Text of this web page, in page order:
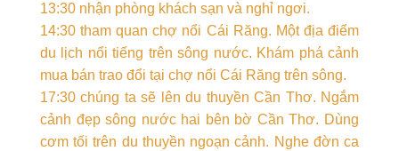
13:30 nhận phòng khách sạn và nghỉ ngơi.
14:30 tham quan chợ nổi Cái Răng. Một địa điểm
du lịch nổi tiếng trên sông nước. Khám phá cảnh
mua bán trao đổi tại chợ nổi Cái Răng trên sông.
17:30 chúng ta sẽ lên du thuyền Cần Thơ. Ngắm
cảnh đẹp sông nước hai bên bờ Cần Thơ. Dùng
cơm tối trên du thuyền ngoạn cảnh. Nghe đờn ca